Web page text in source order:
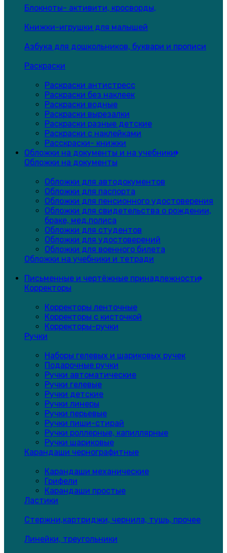
Блокноты- активити, кросворды,
Книжки-игрушки для малышей
Азбука для дошкольников, буквари и прописи
Раскраски
Раскраски антистресс
Раскраски без наклеек
Раскраски водные
Раскраски вырезалки
Раскраски разные детские
Раскраски с наклейками
Расскраски- книжки
Обложки на документы и на учебники
Обложки на документы
Обложки для автодокументов
Обложки для паспорта
Обложки для пенсионного удостоверения
Обложки для свидетельства о рождении,
браке, мед.полиса
Обложки для студентов
Обложки для удостоверений
Обложки для военного билета
Обложки на учебники и тетради
Письменные и чертёжные принадлежности
Корректоры
Корректоры ленточные
Корректоры с кисточкой
Корректоры-ручки
Ручки
Наборы гелевых и шариковых ручек
Подарочные ручки
Ручки автоматические
Ручки гелевые
Ручки детские
Ручки линеры
Ручки перьевые
Ручки пиши-стирай
Ручки роллерные, капиллярные
Ручки шариковые
Карандаши чернографитные
Карандаши механические
Грифели
Карандаши простые
Ластики
Стержни,картриджи, чернила, тушь, прочее
Линейки, треугольники